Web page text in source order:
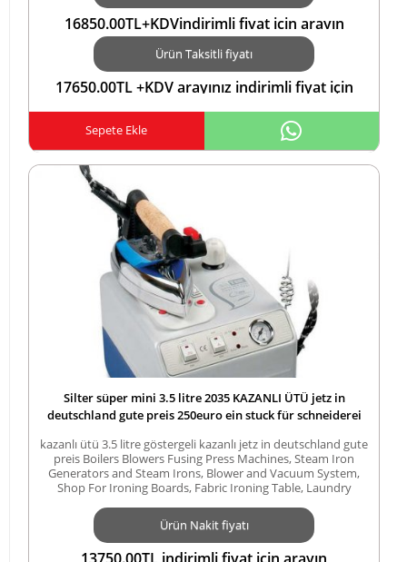
16850.00TL+KDVindirimli fiyat için arayın
5423552183 ZİRAAT COMBO KARTA TAKSİT
arayınızTL
Ürün Taksitli fiyatı
17650.00TL +KDV arayınız indirimli fiyat için
Sepete Ekle
Silter süper mini 3.5 litre 2035 KAZANLI ÜTÜ jetz in
deutschland gute preis 250euro ein stuck für schneiderei
kazanlı ütü 3.5 litre göstergeli kazanlı jetz in deutschland gute
preis Boilers Blowers Fusing Press Machines, Steam Iron
Generators and Steam Irons, Blower and Vacuum System,
Shop For Ironing Boards, Fabric Ironing Table, Laundry
sie jetz an mobil:1725265516 ütü
Ürün Nakit fiyatı